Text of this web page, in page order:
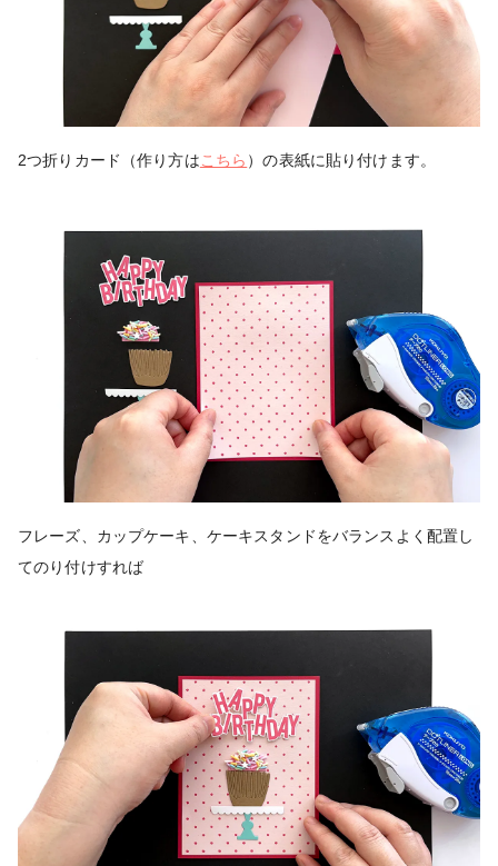
2つ折りカード（作り方はこちら ）の表紙に貼り付けます。
フレーズ、カップケーキ、ケーキスタンドをバランスよく配置し
てのり付けすれば